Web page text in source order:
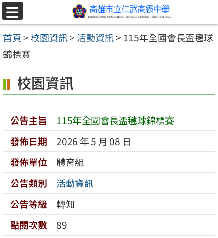
跳至主要內容區
選
單
首頁>校園資訊> 活動資訊> 115年全國會長盃毽球
錦標賽
校園資訊
公告主旨
115年全國會長盃毽球錦標賽
發佈日期
2026 年 5 月 08 日
發佈單位
體育組
公告類別
活動資訊
公告等級
轉知
點閱次數
89